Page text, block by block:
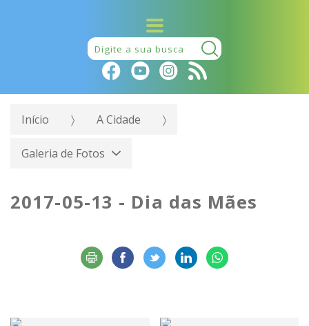
Pesquisar:
Início A Cidade
Galeria de Fotos
2017-05-13 - Dia das Mães